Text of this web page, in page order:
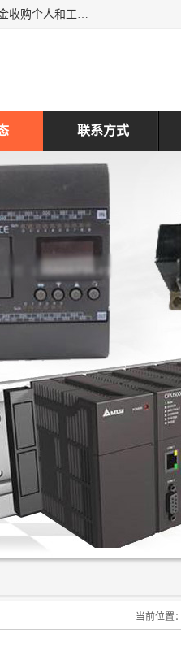
深圳市福田区诚芯源电子商行主营业务：回收西门子模块、回收西门子触摸屏、回收西门子PLC等；长期高价现金收购个人和工厂库存电子元件，我们以努力处事、以诚信待人，能迅速为客户消化库存、减少仓储、回笼资金，我们交易灵活方便，现金支付，价格合 理，尽量满足客户的要求，提供一条龙服务。
联系方式
当前位置：